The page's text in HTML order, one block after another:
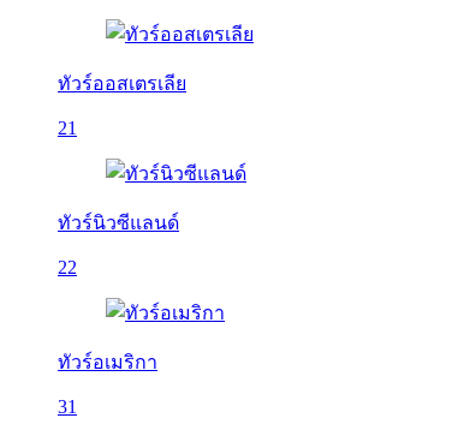
ทัวร์ออสเตรเลีย
21
ทัวร์นิวซีแลนด์
22
ทัวร์อเมริกา
31